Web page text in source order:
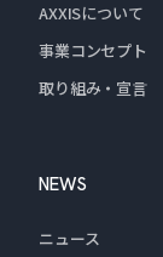
AXXISについて
事業コンセプト
取り組み・宣言
NEWS
ニュース